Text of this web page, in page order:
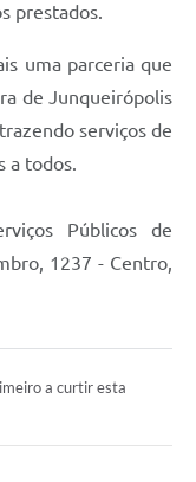
prestados.
uma parceria que
de Junqueirópolis
serviços de
a todos.
Públicos de
1237 - Centro,
a curtir esta